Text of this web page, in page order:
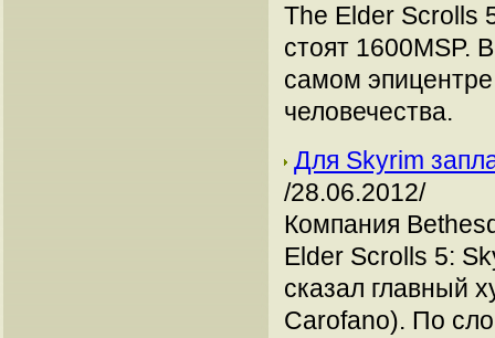
The Elder Scrolls
стоят 1600MSP.
самом
человечества.
Для Skyrim
/28.06.2012/
Компания
Elder Scrolls 5:
сказал главный
Carofano). По